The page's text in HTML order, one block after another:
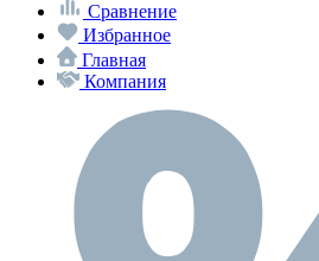
Сравнение
Избранное
Главная
Компания